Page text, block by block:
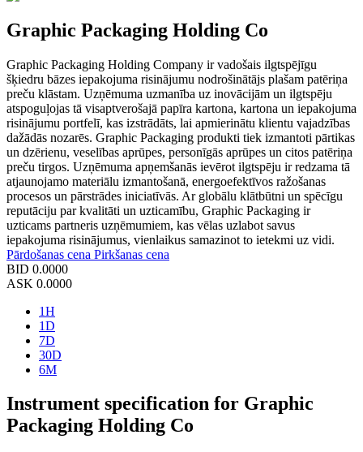
Graphic Packaging Holding Co
Graphic Packaging Holding Company ir vadošais ilgtspējīgu
šķiedru bāzes iepakojuma risinājumu nodrošinātājs plašam patēriņa
preču klāstam. Uzņēmuma uzmanība uz inovācijām un ilgtspēju
atspoguļojas tā visaptverošajā papīra kartona, kartona un iepakojuma
risinājumu portfelī, kas izstrādāts, lai apmierinātu klientu vajadzības
dažādās nozarēs. Graphic Packaging produkti tiek izmantoti pārtikas
un dzērienu, veselības aprūpes, personīgās aprūpes un citos patēriņa
preču tirgos. Uzņēmuma apņemšanās ievērot ilgtspēju ir redzama tā
atjaunojamo materiālu izmantošanā, energoefektīvos ražošanas
procesos un pārstrādes iniciatīvās. Ar globālu klātbūtni un spēcīgu
reputāciju par kvalitāti un uzticamību, Graphic Packaging ir
uzticams partneris uzņēmumiem, kas vēlas uzlabot savus
iepakojuma risinājumus, vienlaikus samazinot to ietekmi uz vidi.
Pārdošanas cena Pirkšanas cena
BID 0.0000
ASK 0.0000
1H
1D
7D
30D
6M
Instrument specification for Graphic
Packaging Holding Co